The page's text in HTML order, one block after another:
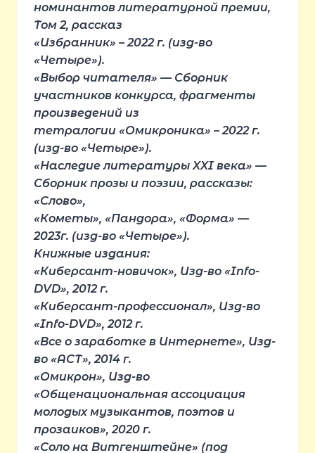
номинантов литературной премии,
Том 2, рассказ
«Избранник» – 2022 г. (изд-во
«Четыре»).
«Выбор читателя» — Сборник
участников конкурса, фрагменты
произведений из
тетралогии «Омикроника» – 2022 г.
(изд-во «Четыре»).
«Наследие литературы XXI века» —
Сборник прозы и поэзии, рассказы:
«Слово»,
«Кометы», «Пандора», «Форма» —
2023г. (изд-во «Четыре»).
Книжные издания:
«Киберсант-новичок», Изд-во «Info-
DVD», 2012 г.
«Киберсант-профессионал», Изд-во
«Info-DVD», 2012 г.
«Все о заработке в Интернете», Изд-
во «АСТ», 2014 г.
«Омикрон», Изд-во
«Общенациональная ассоциация
молодых музыкантов, поэтов и
прозаиков», 2020 г.
«Соло на Витгенштейне» (под